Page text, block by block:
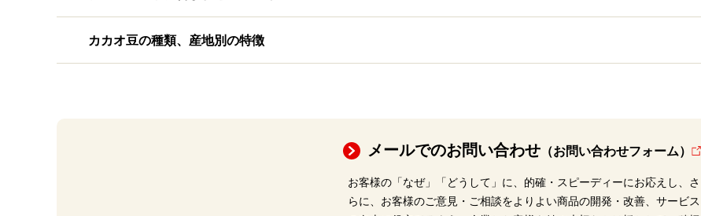
カカオ豆の種類、産地別の特徴
メールでのお問い合わせ（お問い合わせフォーム）
お客様の「なぜ」「どうして」に、的確・スピーディーにお応えし、さ
らに、お客様のご意見・ご相談をよりよい商品の開発・改善、サービス